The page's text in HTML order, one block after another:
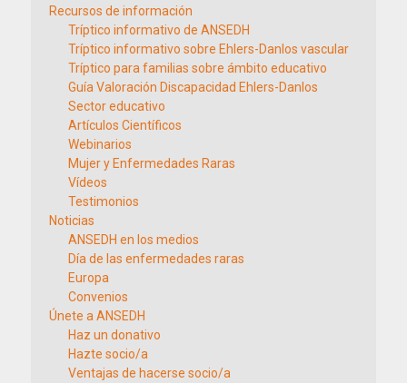
Recursos de información
Tríptico informativo de ANSEDH
Tríptico informativo sobre Ehlers-Danlos vascular
Tríptico para familias sobre ámbito educativo
Guía Valoración Discapacidad Ehlers-Danlos
Sector educativo
Artículos Científicos
Webinarios
Mujer y Enfermedades Raras
Vídeos
Testimonios
Noticias
ANSEDH en los medios
Día de las enfermedades raras
Europa
Convenios
Únete a ANSEDH
Haz un donativo
Hazte socio/a
Ventajas de hacerse socio/a